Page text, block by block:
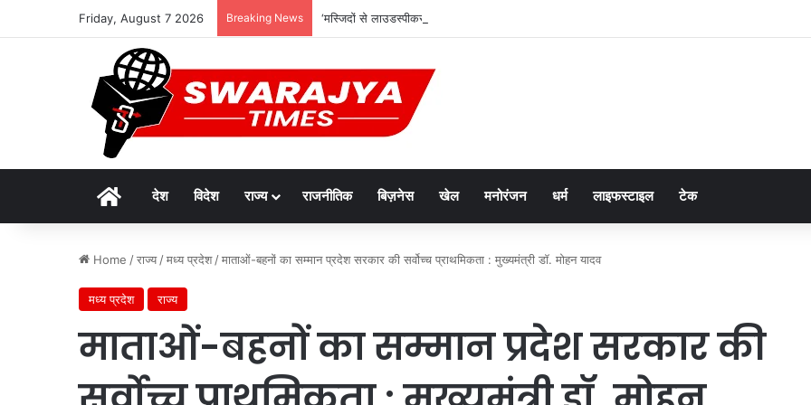
Friday, August 7 2026 Breaking News ‘मस्जिदों से लाउडस्पीकर हटाए जा रहे’, युसूफ पठान ने जताई नाराजगी; अमित शाह से की हस्तक्षेप की मांग
Homeदेश विदेश राज्य राजनीतिक बिज़नेस खेल मनोरंजन धर्म लाइफस्टाइल टेक
Home /राज्य /मध्य प्रदेश /माताओं-बहनों का सम्मान प्रदेश सरकार की सर्वोच्च प्राथमिकता : मुख्यमंत्री डॉ. मोहन यादव
मध्य प्रदेश राज्य
माताओं-बहनों का सम्मान प्रदेश सरकार की